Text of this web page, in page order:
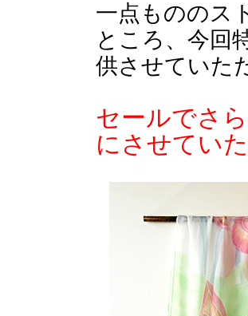
一点もののス
ところ、今回
供させていた
セールでさ
にさせてい